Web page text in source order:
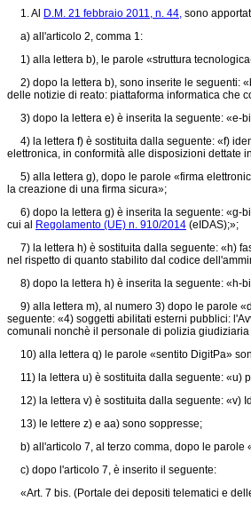
1. Al D.M. 21 febbraio 2011, n. 44, sono
a) all'articolo 2, comma 1:
1) alla lettera b), le parole «struttura
2) dopo la lettera b), sono inserite le seguenti:
delle notizie di reato: piattaforma informatica che
3) dopo la lettera e) è inserita la seguente: «e-
4) la lettera f) è sostituita dalla seguente: «f)
elettronica, in conformità alle disposizioni dettate
5) alla lettera g), dopo le parole «firma
la creazione di una firma sicura»;
6) dopo la lettera g) è inserita la seguente: «g-
cui al Regolamento (UE) n. 910/2014 (eIDAS);»;
7) la lettera h) è sostituita dalla seguente: «h)
nel rispetto di quanto stabilito dal codice
8) dopo la lettera h) è inserita la seguente: «h-
9) alla lettera m), al numero 3) dopo le parole
seguente: «4) soggetti abilitati esterni pubblici:
comunali nonchè il personale di polizia
10) alla lettera q) le parole «sentito DigitPa»
11) la lettera u) è sostituita dalla seguente: «u)
12) la lettera v) è sostituita dalla seguente: «v)
13) le lettere z) e aa) sono soppresse;
b) all'articolo 7, al terzo comma, dopo le parole
c) dopo l'articolo 7, è inserito il seguente:
«Art. 7 bis. (Portale dei depositi telematici e